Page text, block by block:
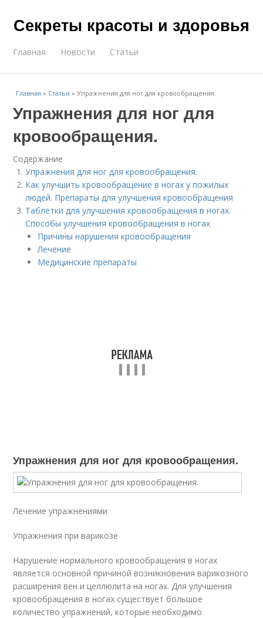
Секреты красоты и здоровья
Главная Новости Статьи
Главная » Статьи »Упражнения для ног для кровообращения.
Упражнения для ног для
кровообращения.
Содержание
Упражнения для ног для кровообращения.
Как улучшить кровообращение в ногах у пожилых
людей. Препараты для улучшения кровообращения
Таблетки для улучшения кровообращения в ногах.
Способы улучшения кровообращения в ногах
Причины нарушения кровообращения
Лечение
Медицинские препараты
Упражнения для ног для кровообращения.
Лечение упражнениями
Упражнения при варикозе
Нарушение нормального кровообращения в ногах
является основной причиной возникновения варикозного
расширения вен и целлюлита на ногах. Для улучшения
кровообращения в ногах существует большое
количество упражнений, которые необходимо